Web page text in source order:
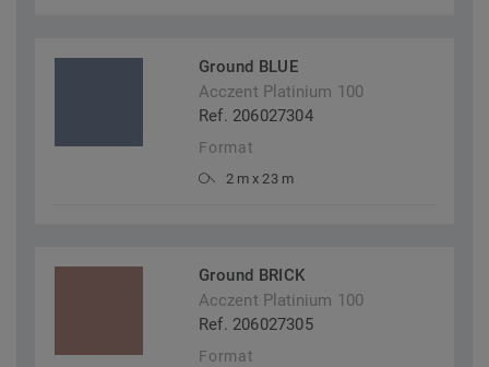
Ground BLUE
Acczent Platinium 100
Ref. 206027304
Format
2 m x 23 m
Ground BRICK
Acczent Platinium 100
Ref. 206027305
Format